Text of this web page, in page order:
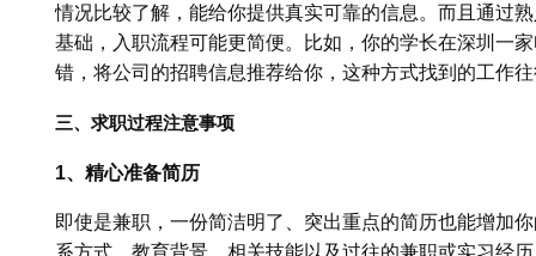
情况比较了解，能给你提供真实可靠的信息。而且通过
基础，入职流程可能更简便。比如，你的学长在深圳一
错，将公司的招聘信息推荐给你，这种方式找到的工作
三、求职过程注意事项
1、精心准备简历
即使是兼职，一份简洁明了、突出重点的简历也能增加
系方式、教育背景、相关技能以及过往的兼职或实习经